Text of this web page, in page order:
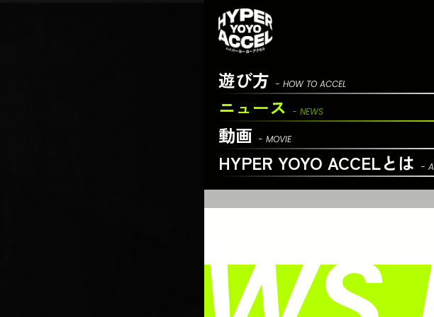
遊び方 - HOW TO ACCEL
ニュース - NEWS
動画 - MOVIE
HYPER YOYO ACCELとは -